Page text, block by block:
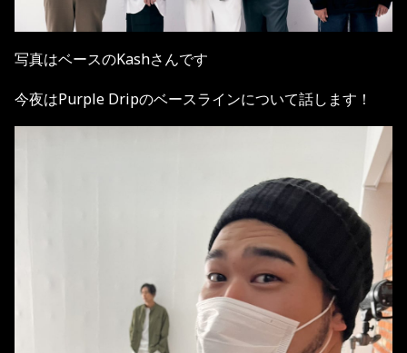
写真はベースのKashさんです
今夜はPurple Dripのベースラインについて話します！